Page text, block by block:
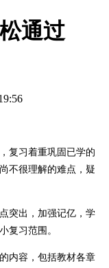
通过
习着重巩固已学的
不很理解的难点，疑
突出，加强记亿，学
复习范围。
内容，包括教材各章